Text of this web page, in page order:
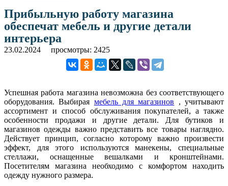
Прибыльную работу магазина
обеспечат мебель и другие детали
интерьера
23.02.2024 просмотры: 2425
Успешная работа магазина невозможна без соответствующего
оборудования. Выбирая мебель для магазинов , учитывают
ассортимент и способ обслуживания покупателей, а также
особенности продажи и другие детали. Для бутиков и
магазинов одежды важно представить все товары наглядно.
Действует принцип, согласно которому важно произвести
эффект, для этого используются манекены, специальные
стеллажи, оснащенные вешалками и кронштейнами.
Посетителям магазина необходимо с комфортом находить
одежду нужного размера.